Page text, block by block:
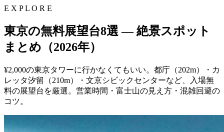
E X P L O R E
東京の無料展望台8選 — 絶景スポット
まとめ（2026年）
¥2,000の東京タワーに行かなくてもいい。都庁（202m）・カ
レッタ汐留（210m）・文京シビックセンターなど、入場無
料の展望台を厳選。営業時間・富士山の見え方・混雑回避の
コツ。